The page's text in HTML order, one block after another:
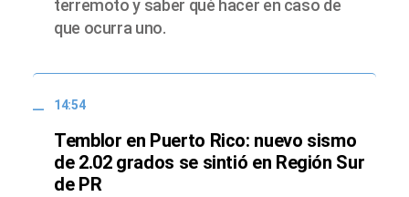
terremoto y saber qué hacer en caso de
que ocurra uno.
14:54
Temblor en Puerto Rico: nuevo sismo
de 2.02 grados se sintió en Región Sur
de PR